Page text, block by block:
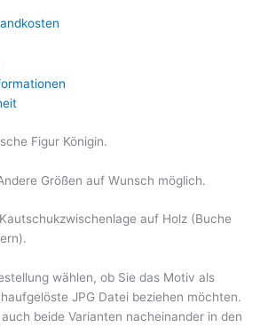
Figur Königin.
Größen auf Wunsch möglich.
auf Holz (Buche
wählen, ob Sie das Motiv als
JPG Datei beziehen möchten.
beide Varianten nacheinander in den